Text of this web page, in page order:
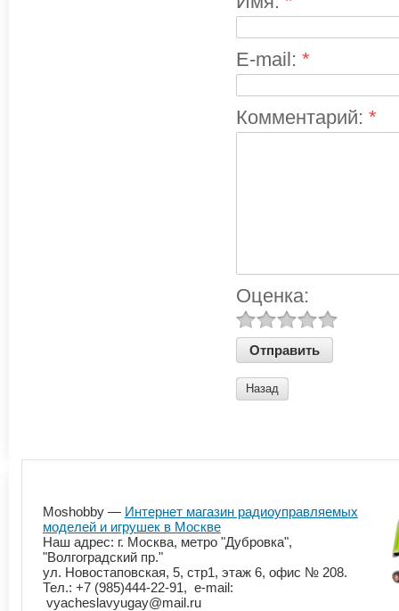
E-mail: *
Комментарий: *
Оценка:
Назад
Moshobby — Интернет магазин радиоуправляемых
моделей и игрушек в Москве
Наш адрес: г. Москва, метро "Дубровка",
"Волгоградский пр."
ул. Новостаповская, 5, стр1, этаж 6, офис № 208.
Тел.: +7 (985)444-22-91, e-mail:
vyacheslavyugay@mail.ru